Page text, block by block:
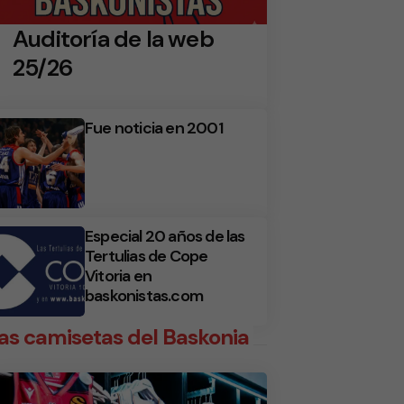
Auditoría de la web
25/26
Fue noticia en 2001
Especial 20 años de las
Tertulias de Cope
Vitoria en
baskonistas.com
camisetas del Baskonia